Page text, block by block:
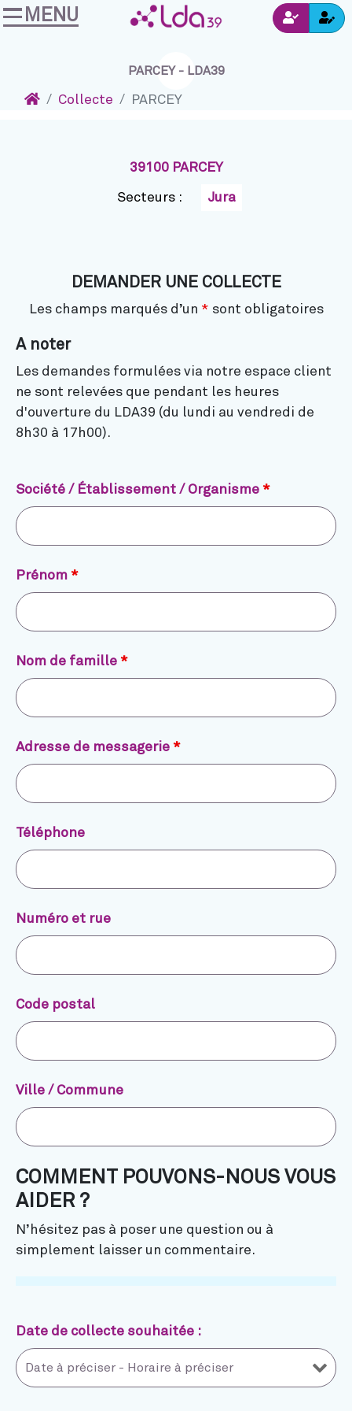
Accéder au contenu
Connexion
MENU
PARCEY - LDA39
AccueilCollecte PARCEY
39100 PARCEY
Secteurs : Jura
DEMANDER UNE COLLECTE
Les champs marqués d’un * sont obligatoires
A noter
Les demandes formulées via notre espace client
ne sont relevées que pendant les heures
d'ouverture du LDA39 (du lundi au vendredi de
8h30 à 17h00).
Société / Établissement / Organisme *
Prénom *
Nom de famille *
Adresse de messagerie *
Téléphone
Numéro et rue
Code postal
Ville / Commune
COMMENT POUVONS-NOUS VOUS
AIDER ?
N’hésitez pas à poser une question ou à
simplement laisser un commentaire.
Date de collecte souhaitée :